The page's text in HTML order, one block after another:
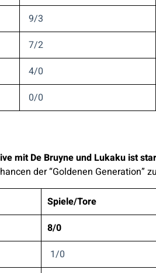
9/3
7/2
4/0
0/0
mit De Bruyne und Lukaku ist
der “Goldenen Generation”
Spiele/Tore
8/0
1/0